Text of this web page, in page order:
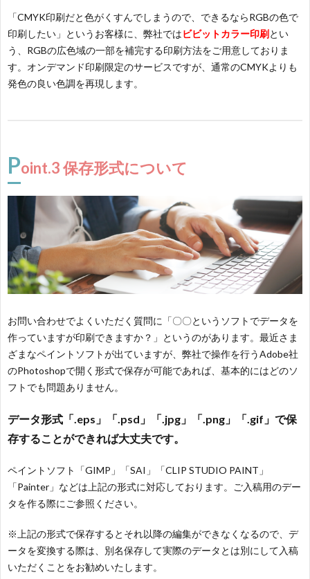
「CMYK印刷だと色がくすんでしまうので、できるならRGBの色で
印刷したい」というお客様に、弊社ではビビットカラー印刷とい
う、RGBの広色域の一部を補完する印刷方法をご用意しておりま
す。オンデマンド印刷限定のサービスですが、通常のCMYKよりも
発色の良い色調を再現します。
Point.3 保存形式について
お問い合わせでよくいただく質問に「〇〇というソフトでデータを
作っていますが印刷できますか？」というのがあります。最近さま
ざまなペイントソフトが出ていますが、弊社で操作を行うAdobe社
のPhotoshopで開く形式で保存が可能であれば、基本的にはどのソ
フトでも問題ありません。
データ形式「.eps」「.psd」「.jpg」「.png」「.gif」で保
存することができれば大丈夫です。
ペイントソフト「GIMP」「SAI」「CLIP STUDIO PAINT」
「Painter」などは上記の形式に対応しております。ご入稿用のデー
タを作る際にご参照ください。
※上記の形式で保存するとそれ以降の編集ができなくなるので、デ
ータを変換する際は、別名保存して実際のデータとは別にして入稿
いただくことをお勧めいたします。